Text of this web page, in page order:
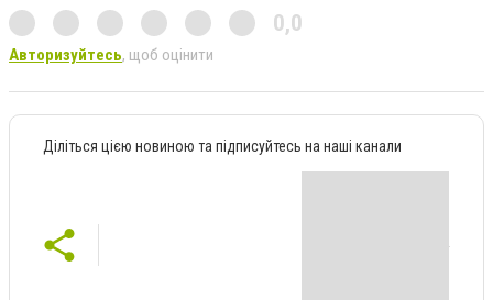
0,0
Авторизуйтесь, щоб оцінити
Діліться цією новиною та підписуйтесь на наші канали